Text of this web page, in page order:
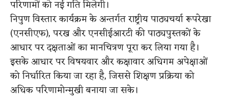
परिणामों को नई गति मिलेगी।
निपुण विस्तार कार्यक्रम के अन्तर्गत राष्ट्रीय पाठ्यचर्या रूपरेखा
(एनसीएफ), परख और एनसीईआरटी की पाठ्यपुस्तकों के
आधार पर दक्षताओं का मानचित्रण पूरा कर लिया गया है।
इसके आधार पर विषयवार और कक्षावार अधिगम अपेक्षाओं
को निर्धारित किया जा रहा है, जिससे शिक्षण प्रक्रिया को
अधिक परिणामोन्मुखी बनाया जा सके।